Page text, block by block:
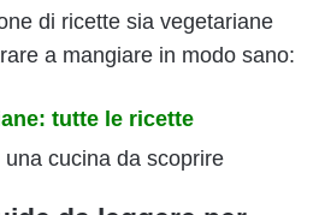
di ricette sia vegetariane
a mangiare in modo sano:
tutte le ricette
una cucina da scoprire